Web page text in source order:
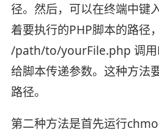
径。然后，可以在终端中键
着要执行的PHP脚本的路径
/path/to/yourFile.php 调用
给脚本传递参数。这种方法
路径。
第二种方法是首先运行